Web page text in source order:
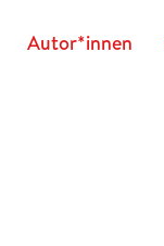
Autor*innen